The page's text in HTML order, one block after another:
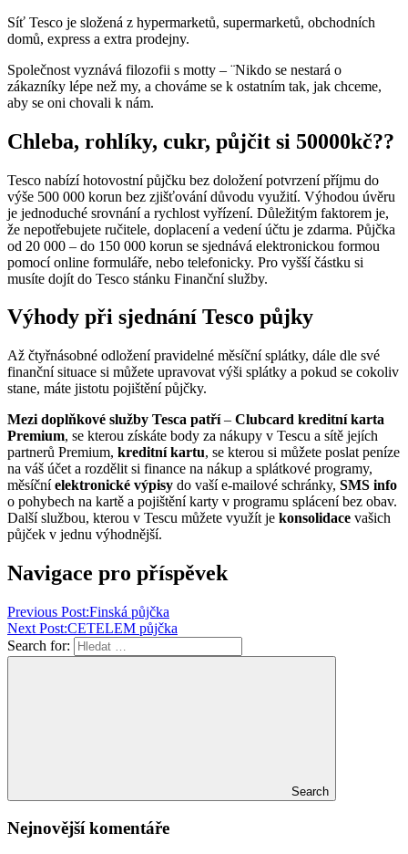
Síť Tesco je složená z hypermarketů, supermarketů, obchodních
domů, express a extra prodejny.
Společnost vyznává filozofii s motty – ¨Nikdo se nestará o
zákazníky lépe než my, a chováme se k ostatním tak, jak chceme,
aby se oni chovali k nám.
Chleba, rohlíky, cukr, půjčit si 50000kč??
Tesco nabízí hotovostní půjčku bez doložení potvrzení příjmu do
výše 500 000 korun bez zjišťování důvodu využití. Výhodou úvěru
je jednoduché srovnání a rychlost vyřízení. Důležitým faktorem je,
že nepotřebujete ručitele, doplacení a vedení účtu je zdarma. Půjčka
od 20 000 – do 150 000 korun se sjednává elektronickou formou
pomocí online formuláře, nebo telefonicky. Pro vyšší částku si
musíte dojít do Tesco stánku Finanční služby.
Výhody při sjednání Tesco půjky
Až čtyřnásobné odložení pravidelné měsíční splátky, dále dle své
finanční situace si můžete upravovat výši splátky a pokud se cokoliv
stane, máte jistotu pojištění půjčky.
Mezi doplňkové služby Tesca patří– Clubcard kreditní karta
Premium, se kterou získáte body za nákupy v Tescu a sítě jejích
partnerů Premium, kreditní kartu, se kterou si můžete poslat peníze
na váš účet a rozdělit si finance na nákup a splátkové programy,
měsíčníelektronické výpisy do vaší e-mailové schránky, SMS info
o pohybech na kartě a pojištění karty v programu splácení bez obav.
Další službou, kterou v Tescu můžete využít je konsolidace vašich
půjček v jednu výhodnější.
Navigace pro příspěvek
Previous Post:Finská půjčka
Next Post:CETELEM půjčka
Search for:
Search
Nejnovější komentáře